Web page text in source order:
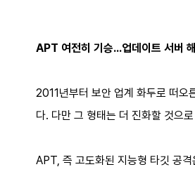
APT 여전히 기승…업데이트 서버
2011년부터 보안 업계 화두로 떠
다. 다만 그 형태는 더 진화할 것으
APT, 즉 고도화된 지능형 타깃 공